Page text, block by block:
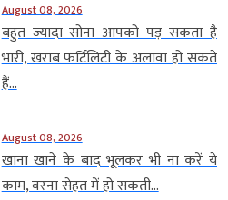
August 08, 2026
बहुत ज्यादा सोना आपको पड़ सकता है
भारी, खराब फर्टिलिटी के अलावा हो सकते
हैं...
August 08, 2026
खाना खाने के बाद भूलकर भी ना करें ये
काम, वरना सेहत में हो सकती...